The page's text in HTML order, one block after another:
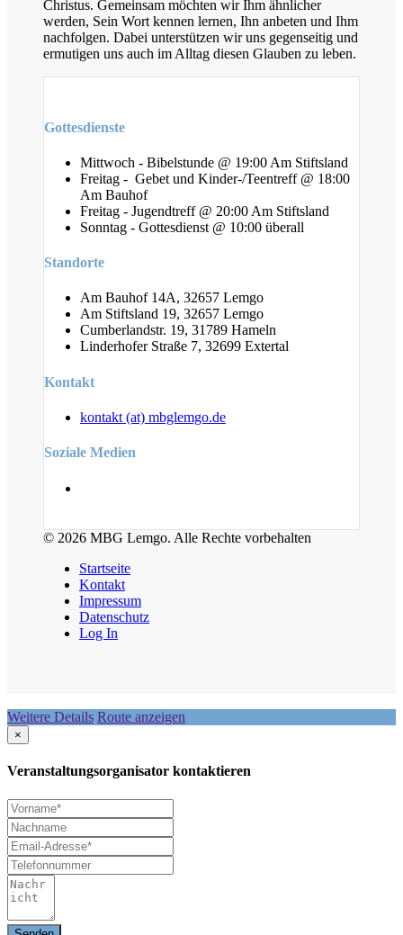
Christus. Gemeinsam möchten wir Ihm ähnlicher
werden, Sein Wort kennen lernen, Ihn anbeten und Ihm
nachfolgen. Dabei unterstützen wir uns gegenseitig und
ermutigen uns auch im Alltag diesen Glauben zu leben.
Gottesdienste
Mittwoch - Bibelstunde @ 19:00 Am Stiftsland
Freitag - Gebet und Kinder-/Teentreff @ 18:00
Am Bauhof
Freitag - Jugendtreff @ 20:00 Am Stiftsland
Sonntag - Gottesdienst @ 10:00 überall
Standorte
Am Bauhof 14A, 32657 Lemgo
Am Stiftsland 19, 32657 Lemgo
Cumberlandstr. 19, 31789 Hameln
Linderhofer Straße 7, 32699 Extertal
Kontakt
kontakt (at) mbglemgo.de
Soziale Medien
© 2026 MBG Lemgo. Alle Rechte vorbehalten
Startseite
Kontakt
Impressum
Datenschutz
Log In
Weitere Details Route anzeigen
×
Veranstaltungsorganisator kontaktieren